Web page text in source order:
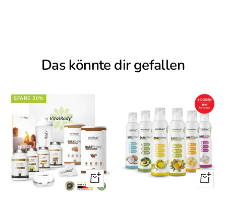
Das könnte dir gefallen
SPARE 20%
Schnellansicht